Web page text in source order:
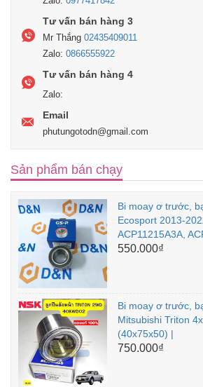
Tư vấn bán hàng 3
Mr Thắng 02435409011
Zalo: 0866555922
Tư vấn bán hàng 4
Zalo:
Email
phutungotodn@gmail.com
Sản phẩm bán chạy
Bi moay ơ trước,
Ecosport 2013-
ACP11215A3A,
550.000₫
Bi moay ơ trước,
Mitsubishi Triton
(40x75x50) |
750.000₫